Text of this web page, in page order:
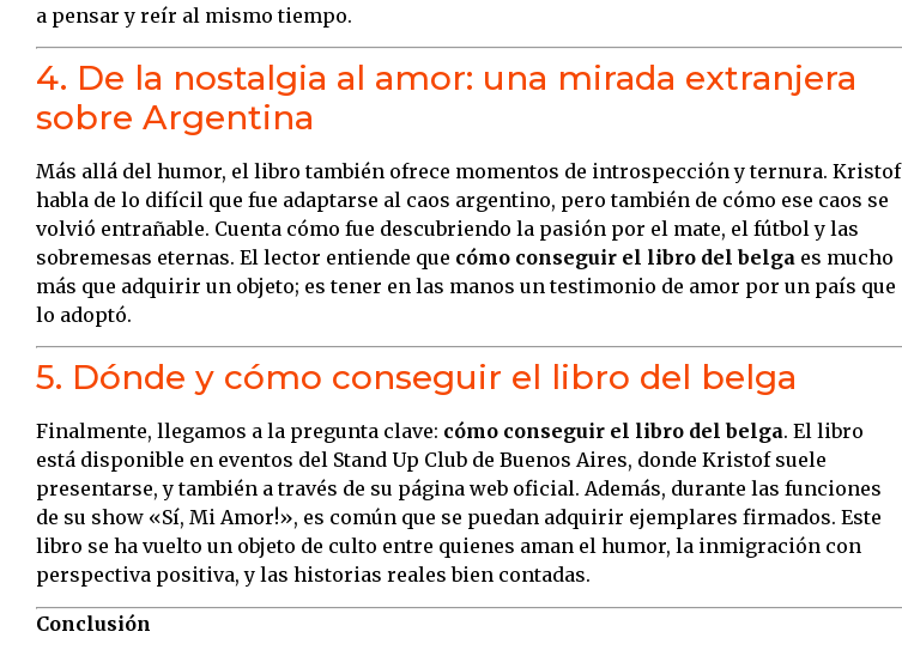
a pensar y reír al mismo tiempo.
4. De la nostalgia al amor: una mirada extranjera
sobre Argentina
Más allá del humor, el libro también ofrece momentos de introspección y ternura. Kristof
habla de lo difícil que fue adaptarse al caos argentino, pero también de cómo ese caos se
volvió entrañable. Cuenta cómo fue descubriendo la pasión por el mate, el fútbol y las
sobremesas eternas. El lector entiende que cómo conseguir el libro del belga es mucho
más que adquirir un objeto; es tener en las manos un testimonio de amor por un país que
lo adoptó.
5. Dónde y cómo conseguir el libro del belga
Finalmente, llegamos a la pregunta clave: cómo conseguir el libro del belga. El libro
está disponible en eventos del Stand Up Club de Buenos Aires, donde Kristof suele
presentarse, y también a través de su página web oficial. Además, durante las funciones
de su show «Sí, Mi Amor!», es común que se puedan adquirir ejemplares firmados. Este
libro se ha vuelto un objeto de culto entre quienes aman el humor, la inmigración con
perspectiva positiva, y las historias reales bien contadas.
Conclusión